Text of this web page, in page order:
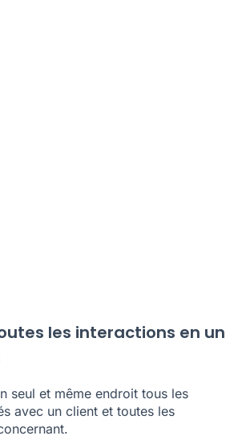
les interactions en un
seul et même endroit tous les
avec un client et toutes les